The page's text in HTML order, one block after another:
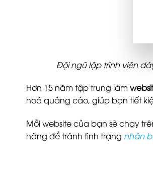
Đội ngũ lập trình viên
Hơn 15 năm tập trung làm
hoá quảng cáo, giúp bạn tiết
Mỗi website của bạn sẽ chạy
hàng để tránh tình trạng nhân